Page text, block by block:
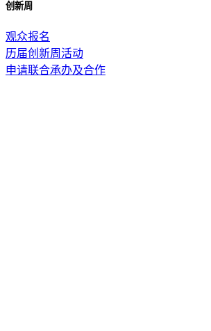
创新周
观众报名
历届创新周活动
申请联合承办及合作